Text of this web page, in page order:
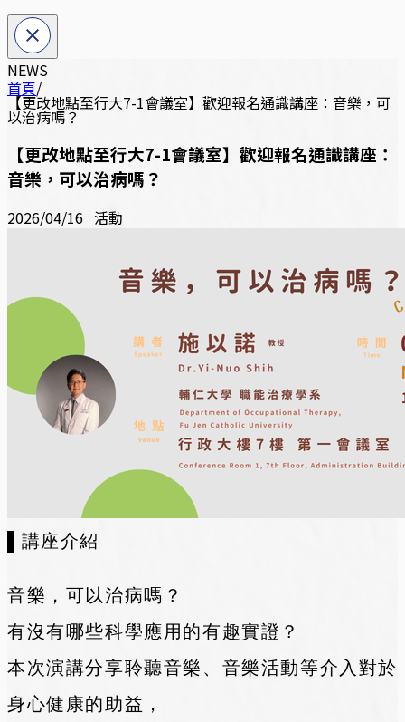
NEWS
首頁/
【更改地點至行大7-1會議室】歡迎報名通識講座：音樂，可
以治病嗎？
【更改地點至行大7-1會議室】歡迎報名通識講座：
音樂，可以治病嗎？
2026/04/16 活動
▌講座介紹
音樂，可以治病嗎？
有沒有哪些科學應用的有趣實證？
本次演講分享聆聽音樂、音樂活動等介入對於
身心健康的助益，